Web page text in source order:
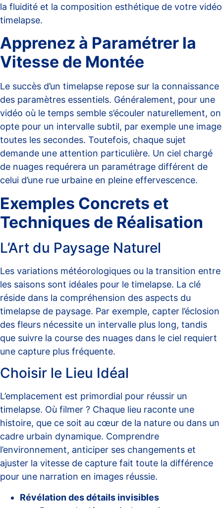
la fluidité et la composition esthétique de votre vidéo
timelapse.
Apprenez à Paramétrer la
Vitesse de Montée
Le succès d’un timelapse repose sur la connaissance
des paramètres essentiels. Généralement, pour une
vidéo où le temps semble s’écouler naturellement, on
opte pour un intervalle subtil, par exemple une image
toutes les secondes. Toutefois, chaque sujet
demande une attention particulière. Un ciel chargé
de nuages requérera un paramétrage différent de
celui d’une rue urbaine en pleine effervescence.
Exemples Concrets et
Techniques de Réalisation
L’Art du Paysage Naturel
Les variations météorologiques ou la transition entre
les saisons sont idéales pour le timelapse. La clé
réside dans la compréhension des aspects du
timelapse de paysage. Par exemple, capter l’éclosion
des fleurs nécessite un intervalle plus long, tandis
que suivre la course des nuages dans le ciel requiert
une capture plus fréquente.
Choisir le Lieu Idéal
L’emplacement est primordial pour réussir un
timelapse. Où filmer ? Chaque lieu raconte une
histoire, que ce soit au cœur de la nature ou dans un
cadre urbain dynamique. Comprendre
l’environnement, anticiper ses changements et
ajuster la vitesse de capture fait toute la différence
pour une narration en images réussie.
Révélation des détails invisibles